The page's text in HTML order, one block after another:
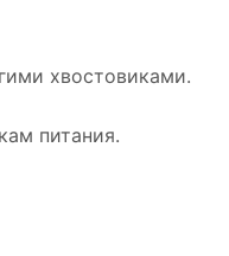
хвостовиками.
питания.